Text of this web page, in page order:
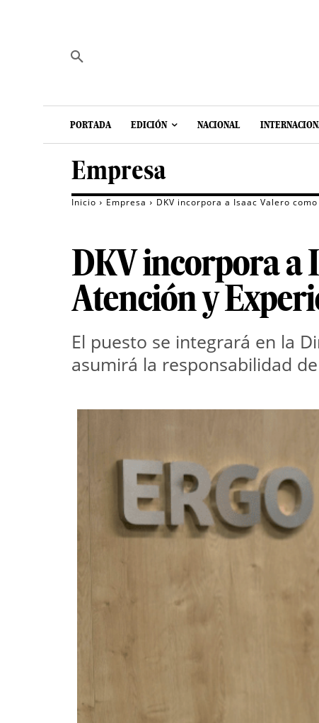
PORTADA EDICIÓN NACIONAL
Empresa
Inicio Empresa DKV incorpora a Isaac Valero
DKV incorpora a
Atención y
El puesto se integrará en la